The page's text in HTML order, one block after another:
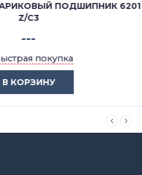
ПОДШИПНИК 6201
Z/C3
покупка